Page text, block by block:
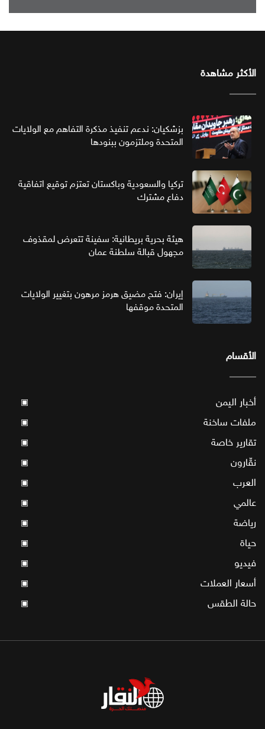
الأكثر مشاهدة
بزشكيان: ندعم تنفيذ مذكرة التفاهم مع الولايات
المتحدة وملتزمون ببنودها
تركيا والسعودية وباكستان تعتزم توقيع اتفاقية
دفاع مشترك
هيئة بحرية بريطانية: سفينة تتعرض لمقذوف
مجهول قبالة سلطنة عمان
إيران: فتح مضيق هرمز مرهون بتغيير الولايات
المتحدة موقفها
الأقسام
أخبار اليمن ▣
ملفات ساخنة ▣
تقارير خاصة ▣
نقّارون ▣
العرب ▣
عالمي ▣
رياضة ▣
حياة ▣
فيديو ▣
أسعار العملات ▣
حالة الطقس ▣